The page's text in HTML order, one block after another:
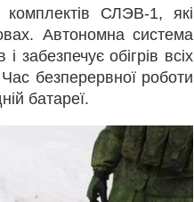
СЛЭВ-1, які
Автономна система
забезпечує обігрів всіх
безперервної роботи
батареї.